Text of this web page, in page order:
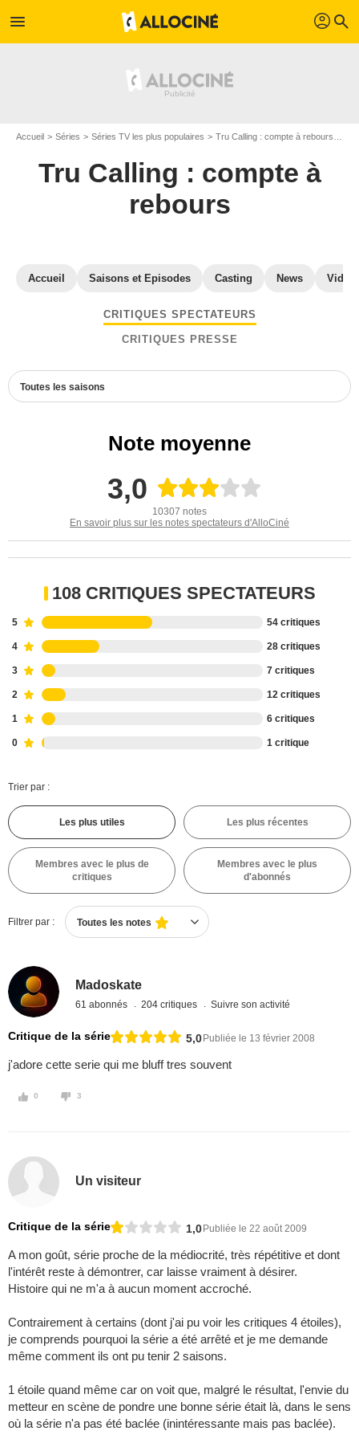
menu profil search
Accueil Séries Séries TV les plus populaires Tru Calling : compte à rebours
Tru Calling : compte à
rebours
Accueil Saisons et Episodes Casting News
CRITIQUES SPECTATEURS
CRITIQUES PRESSE
Toutes les saisons
Note moyenne
3,0
10307 notes
En savoir plus sur les notes spectateurs d'AlloCiné
108 CRITIQUES SPECTATEURS
5 54 critiques
4 28 critiques
3 7 critiques
2 12 critiques
1 6 critiques
0 1 critique
Trier par :
Les plus utiles Les plus récentes
Membres avec le plus de
critiques
Membres avec le plus
d'abonnés
Filtrer par : Toutes les notes
Madoskate
61 abonnés 204 critiques Suivre son activité
Critique de la série 5,0Publiée le 13 février 2008
j'adore cette serie qui me bluff tres souvent
0 3
Un visiteur
Critique de la série 1,0Publiée le 22 août 2009
A mon goût, série proche de la médiocrité, très répétitive et dont
l'intérêt reste à démontrer, car laisse vraiment à désirer.
Histoire qui ne m'a à aucun moment accroché.
Contrairement à certains (dont j'ai pu voir les critiques 4 étoiles),
je comprends pourquoi la série a été arrêté et je me demande
même comment ils ont pu tenir 2 saisons.
1 étoile quand même car on voit que, malgré le résultat, l'envie du
metteur en scène de pondre une bonne série était là, dans le sens
où la série n'a pas été baclée (inintéressante mais pas baclée).